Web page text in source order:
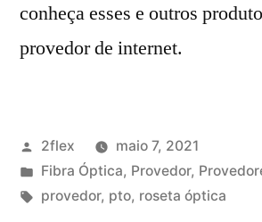
conheça esses e outros
provedor de internet.
2flex
maio 7, 2021
Fibra Óptica, Provedor,
provedor, pto, roseta óptica